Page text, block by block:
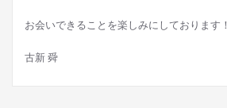
お会いできることを楽しみにしております！
古新 舜